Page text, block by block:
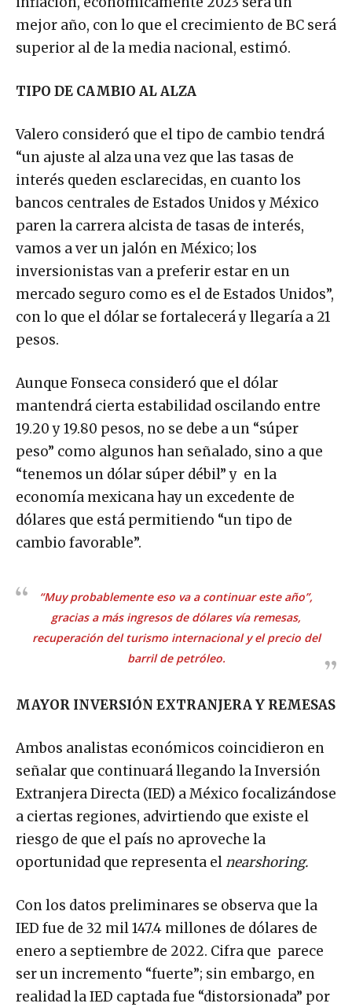
mejor año, con lo que el crecimiento de BC será
superior al de la media nacional, estimó.
TIPO DE CAMBIO AL ALZA
Valero consideró que el tipo de cambio tendrá
“un ajuste al alza una vez que las tasas de
interés queden esclarecidas, en cuanto los
bancos centrales de Estados Unidos y México
paren la carrera alcista de tasas de interés,
vamos a ver un jalón en México; los
inversionistas van a preferir estar en un
mercado seguro como es el de Estados Unidos”,
con lo que el dólar se fortalecerá y llegaría a 21
pesos.
Aunque Fonseca consideró que el dólar
mantendrá cierta estabilidad oscilando entre
19.20 y 19.80 pesos, no se debe a un “súper
peso” como algunos han señalado, sino a que
“tenemos un dólar súper débil” y en la
economía mexicana hay un excedente de
dólares que está permitiendo “un tipo de
cambio favorable”.
“Muy probablemente eso va a continuar este año”,
gracias a más ingresos de dólares vía remesas,
recuperación del turismo internacional y el precio del
barril de petróleo.
MAYOR INVERSIÓN EXTRANJERA Y REMESAS
Ambos analistas económicos coincidieron en
señalar que continuará llegando la Inversión
Extranjera Directa (IED) a México focalizándose
a ciertas regiones, advirtiendo que existe el
riesgo de que el país no aproveche la
oportunidad que representa elnearshoring.
Con los datos preliminares se observa que la
IED fue de 32 mil 147.4 millones de dólares de
enero a septiembre de 2022. Cifra que parece
ser un incremento “fuerte”; sin embargo, en
realidad la IED captada fue “distorsionada” por